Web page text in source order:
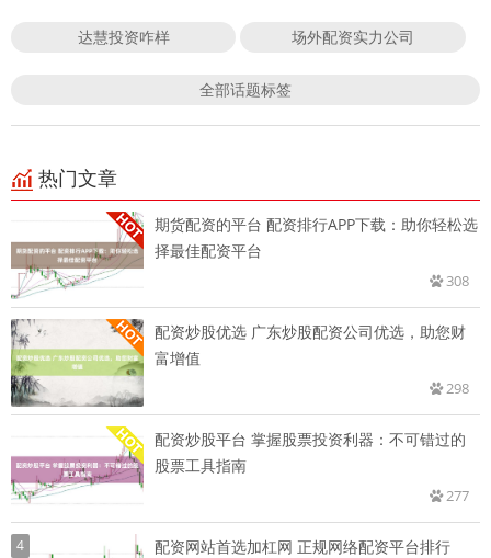
达慧投资咋样 场外配资实力公司
全部话题标签
热门文章
期货配资的平台 配资排行APP下载：助你轻松选
择最佳配资平台
308
配资炒股优选 广东炒股配资公司优选，助您财
富增值
298
配资炒股平台 掌握股票投资利器：不可错过的
股票工具指南
277
4
配资网站首选加杠网 正规网络配资平台排行